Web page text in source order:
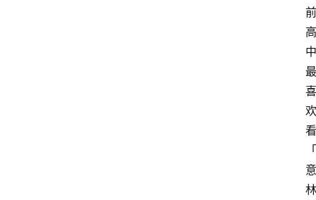
前
高
中
最
喜
欢
看
「
意
林